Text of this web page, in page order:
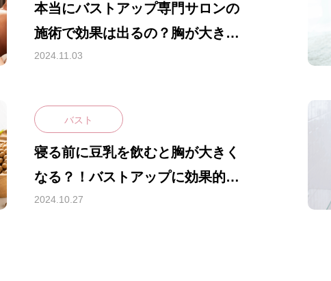
本当にバストアップ専門サロンの
施術で効果は出るの？胸が大きく
なる方法の詳細や利点・欠点を解
2024.11.03
バスト
寝る前に豆乳を飲むと胸が大きく
なる？！バストアップに効果的な
飲み方と美容方法を解説
2024.10.27
想い